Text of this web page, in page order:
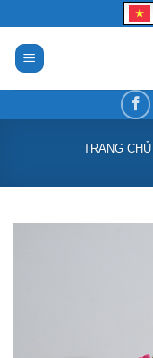
nội
dung
TRANG CHỦ